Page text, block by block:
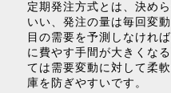
定期発注方式とは、決め
いい、発注の量は毎回変
目の需要を予測しなけれ
に費やす手間が大きくな
ては需要変動に対して柔
庫を防ぎやすいです。